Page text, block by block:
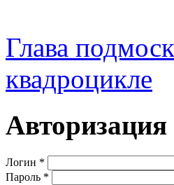
Глава
квадроцикле
Авторизация
Логин *
Пароль *